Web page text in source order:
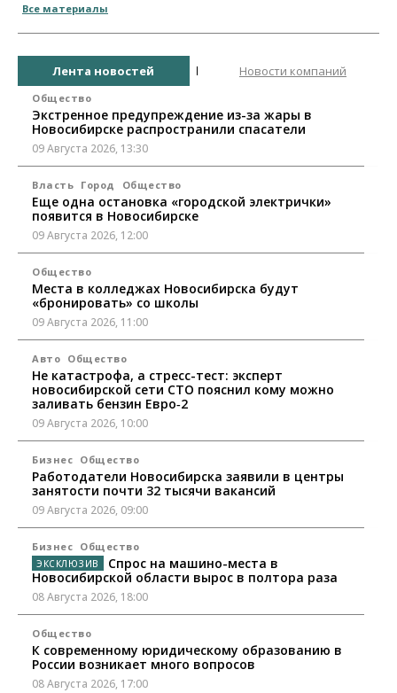
Все материалы
Лента новостей Новости компаний
Общество
Экстренное предупреждение из-за жары в
Новосибирске распространили спасатели
09 Августа 2026, 13:30
Власть Город Общество
Еще одна остановка «городской электрички»
появится в Новосибирске
09 Августа 2026, 12:00
Общество
Места в колледжах Новосибирска будут
«бронировать» со школы
09 Августа 2026, 11:00
Авто Общество
Не катастрофа, а стресс-тест: эксперт
новосибирской сети СТО пояснил кому можно
заливать бензин Евро‑2
09 Августа 2026, 10:00
Бизнес Общество
Работодатели Новосибирска заявили в центры
занятости почти 32 тысячи вакансий
09 Августа 2026, 09:00
Бизнес Общество
Спрос на машино-места в
Новосибирской области вырос в полтора раза
08 Августа 2026, 18:00
Общество
К современному юридическому образованию в
России возникает много вопросов
08 Августа 2026, 17:00